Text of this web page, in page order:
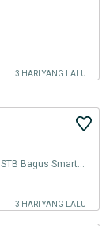
3 HARI YANG LALU
3 HARI YANG LALU